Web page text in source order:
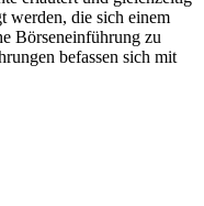
werden, die sich einem
Börseneinführung zu
befassen sich mit